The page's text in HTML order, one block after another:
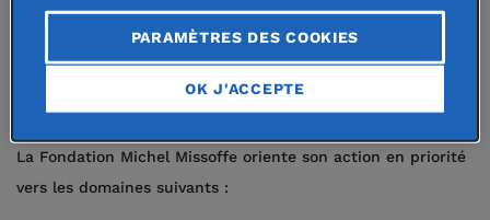
Michel Missoffe (1930-2021), pour
poursuivre les actions et l’esprit de
générosité qui ont marqué sa vie.
La Fondation Michel Missoffe oriente son action en priorité
vers les domaines suivants :
PARAMÈTRES DES COOKIES
OK J'ACCEPTE